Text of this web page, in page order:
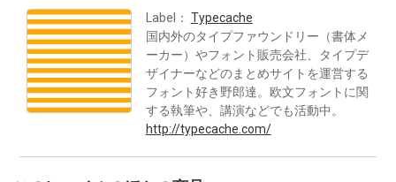
Label： Typecache
国内外のタイプファウンドリー（書体メ
ーカー）やフォント販売会社、タイプデ
ザイナーなどのまとめサイトを運営する
フォント好き野郎達。欧文フォントに関
する執筆や、講演などでも活動中。
http://typecache.com/